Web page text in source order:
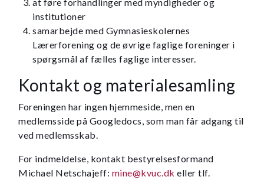
institutioner
samarbejde med Gymnasieskolernes
Lærerforening og de øvrige faglige foreninger i
spørgsmål af fælles faglige interesser.
Kontakt og materialesamling
Foreningen har ingen hjemmeside, men en
medlemsside på Googledocs, som man får adgang til
ved medlemsskab.
For indmeldelse, kontakt bestyrelsesformand
Michael Netschajeff: mine@kvuc.dk eller tlf.